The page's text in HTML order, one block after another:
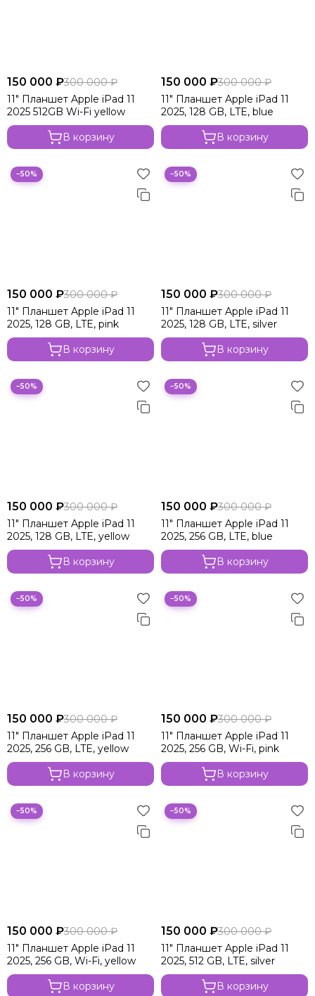
150 000 ₽300 000 ₽
11" Планшет Apple iPad 11
2025 512GB Wi-Fi yellow
В корзину
150 000 ₽300 000 ₽
11" Планшет Apple iPad 11
2025, 128 GB, LTE, blue
В корзину
−50%
150 000 ₽300 000 ₽
11" Планшет Apple iPad 11
2025, 128 GB, LTE, pink
В корзину
−50%
150 000 ₽300 000 ₽
11" Планшет Apple iPad 11
2025, 128 GB, LTE, silver
В корзину
−50%
150 000 ₽300 000 ₽
11" Планшет Apple iPad 11
2025, 128 GB, LTE, yellow
В корзину
−50%
150 000 ₽300 000 ₽
11" Планшет Apple iPad 11
2025, 256 GB, LTE, blue
В корзину
−50%
150 000 ₽300 000 ₽
11" Планшет Apple iPad 11
2025, 256 GB, LTE, yellow
В корзину
−50%
150 000 ₽300 000 ₽
11" Планшет Apple iPad 11
2025, 256 GB, Wi-Fi, pink
В корзину
−50%
150 000 ₽300 000 ₽
11" Планшет Apple iPad 11
2025, 256 GB, Wi-Fi, yellow
В корзину
−50%
150 000 ₽300 000 ₽
11" Планшет Apple iPad 11
2025, 512 GB, LTE, silver
В корзину